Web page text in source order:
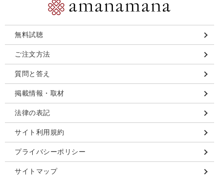
無料試聴
ご注文方法
質問と答え
掲載情報・取材
法律の表記
サイト利用規約
プライバシーポリシー
サイトマップ